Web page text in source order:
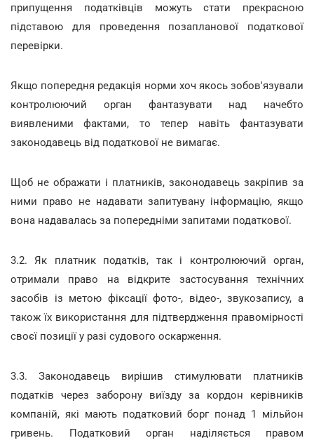
припущення податківців можуть стати прекрасною
підставою для проведення позапланової податкової
перевірки.
Якщо попередня редакція норми хоч якось зобов'язували
контролюючий орган фантазувати над начебто
виявленими фактами, то тепер навіть фантазувати
законодавець від податкової не вимагає.
Щоб не ображати і платників, законодавець закріпив за
ними право не надавати запитувану інформацію, якщо
вона надавалась за попередніми запитами податкової.
3.2. Як платник податків, так і контролюючий орган,
отримали право на відкрите застосування технічних
засобів із метою фіксації фото-, відео-, звукозапису, а
також їх використання для підтвердження правомірності
своєї позиції у разі судового оскарження.
3.3. Законодавець вирішив стимулювати платників
податків через заборону виїзду за кордон керівників
компаній, які мають податковий борг понад 1 мільйон
гривень. Податковий орган наділяється правом